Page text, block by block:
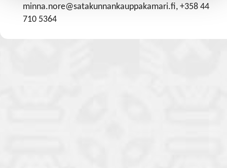
minna.nore@satakunnankauppakamari.fi, +358 44
710 5364